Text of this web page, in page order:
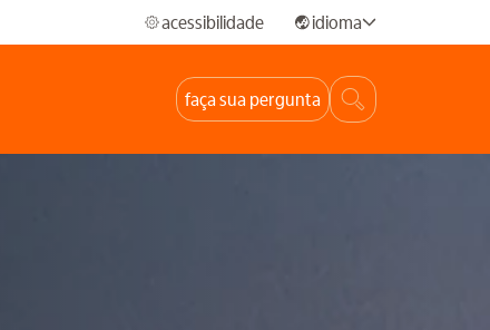
acessibilidade idioma
faça sua pergunta